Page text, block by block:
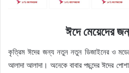
ঈদে মেয়েদের
কৃত্রিম ঈদের জন্য নতুন নতুন ডিজাইনের ও
আলাদা আলাদা। অনেকে বাবার পছন্দের ঈদের